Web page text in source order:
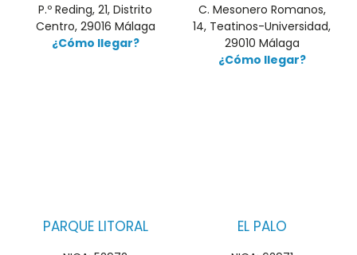
P.º Reding, 21, Distrito
Centro, 29016 Málaga
¿Cómo llegar?
C. Mesonero Romanos,
14, Teatinos-Universidad,
29010 Málaga
¿Cómo llegar?
PARQUE LITORAL EL PALO